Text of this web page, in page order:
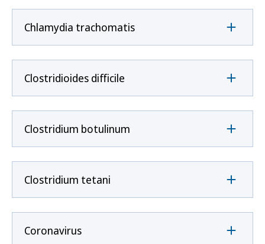
Chlamydia trachomatis
Clostridioides difficile
Clostridium botulinum
Clostridium tetani
Coronavirus